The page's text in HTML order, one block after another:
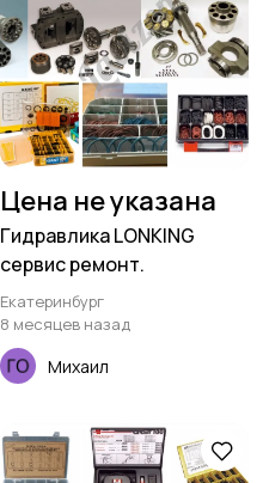
Цена не указана
Гидравлика LONKING
сервис ремонт.
Екатеринбург
8 месяцев назад
Михаил